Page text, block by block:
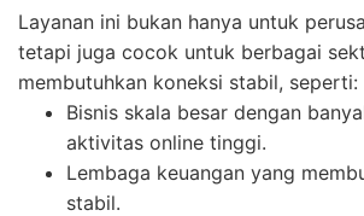
Layanan ini bukan hanya untuk
tetapi juga cocok untuk berbagai
membutuhkan koneksi stabil, seperti:
Bisnis skala besar dengan
aktivitas online tinggi.
Lembaga keuangan yang
stabil.